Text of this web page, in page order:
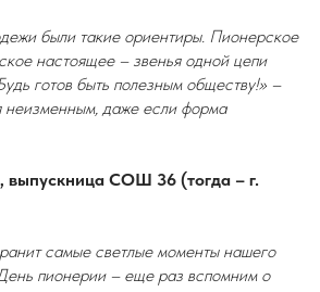
были такие ориентиры. Пионерское
настоящее – звенья одной цепи
готов быть полезным обществу!» –
неизменным, даже если форма
СОШ 36 (тогда – г.
самые светлые моменты нашего
пионерии – еще раз вспомним о